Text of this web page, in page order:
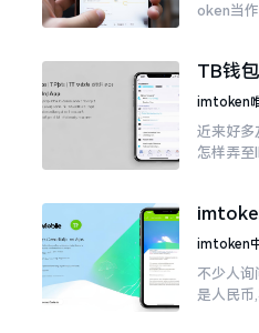
oken当作
TB钱
别走错
imtoken
近来好多
怎样弄至
就迷糊了
币？其
imtoken
不少人
是人民币